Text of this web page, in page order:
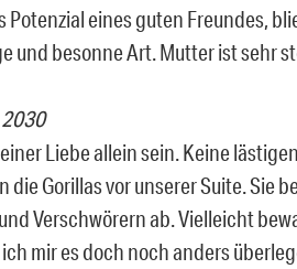
Potenzial eines guten Freundes,
und besonne Art. Mutter ist sehr
2030
Liebe allein sein. Keine
die Gorillas vor unserer Suite. Sie
Verschwörern ab. Vielleicht
mir es doch noch anders